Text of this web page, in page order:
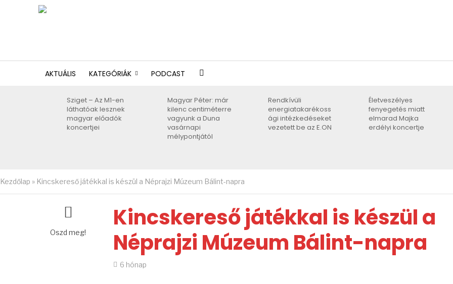
AKTUÁLIS KATEGÓRIÁK PODCAST
Sziget – Az M1-en
láthatóak lesznek
magyar előadók
koncertjei
Magyar Péter: már
kilenc centiméterre
vagyunk a Duna
vasárnapi
mélypontjától
Rendkívüli
energiatakarékoss
ági intézkedéseket
vezetett be az E.ON
Életveszélyes
fenyegetés miatt
elmarad Majka
erdélyi koncertje
Kezdőlap » Kincskereső játékkal is készül a Néprajzi Múzeum Bálint-napra
Oszd meg!
Kincskereső játékkal is készül a
Néprajzi Múzeum Bálint-napra
6 hónap